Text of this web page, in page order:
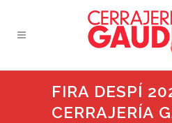
FIRA DESPÍ
CERRAJERÍA